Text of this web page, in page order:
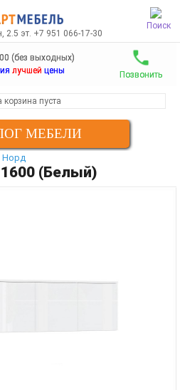
Поиск
2.5 эт. +7 951 066-17-30
(без выходных)
лучшей цены Позвонить
корзина пуста
МЕБЕЛИ
(Белый)